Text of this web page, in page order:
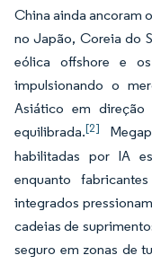
China ainda ancoram
no Japão, Coreia do
eólica offshore e
impulsionando o
Asiático em direção
equilibrada.[2]
habilitadas por IA
enquanto
integrados
cadeias de
seguro em zonas de